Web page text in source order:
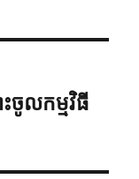
ចូល​កម្មវិធី